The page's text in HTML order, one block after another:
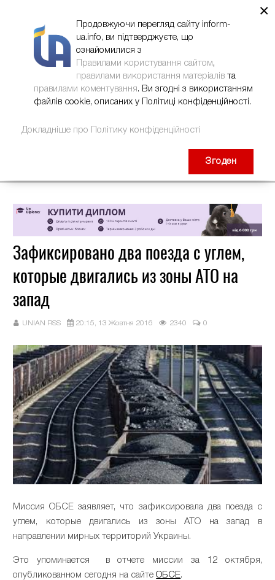
Зафиксировано два поезда с углем,
которые двигались из зоны АТО на
запад
UNIAN RSS 20:15, 13 Жовтня 2016 2340 0
Миссия ОБСЕ заявляет, что зафиксировала два поезда с
углем, которые двигались из зоны АТО на запад в
направлении мирных территорий Украины.
Это упоминается в отчете миссии за 12 октября,
опубликованном сегодня на сайтеОБСЕ.
×
Продовжуючи перегляд сайту inform-
ua.info, ви підтверджуєте, що
ознайомилися з
Правилами користування сайтом,
правилами використання матеріалів та
правилами коментування. Ви згодні з використанням
файлів cookie, описаних у Політиці конфіденційності.
Докладніше про Політику конфіденційності
Згоден